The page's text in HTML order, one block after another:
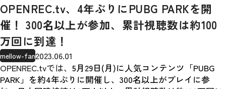
OPENREC.tv、4年ぶりにPUBG PARKを開
催！ 300名以上が参加、累計視聴数は約100
万回に到達！
mellow-fan2023.06.01
OPENREC.tvでは、 5月29日(月)に人気コンテンツ「PUBG
PARK」を約4年ぶりに開催し、300名以上がプレイに参